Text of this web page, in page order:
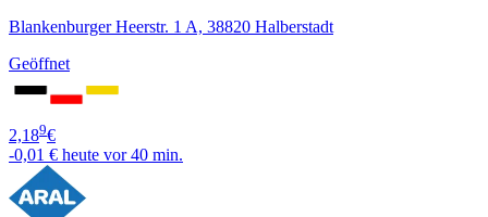
Blankenburger Heerstr. 1 A, 38820 Halberstadt
Geöffnet
2,189€
-0,01 € heute vor 40 min.